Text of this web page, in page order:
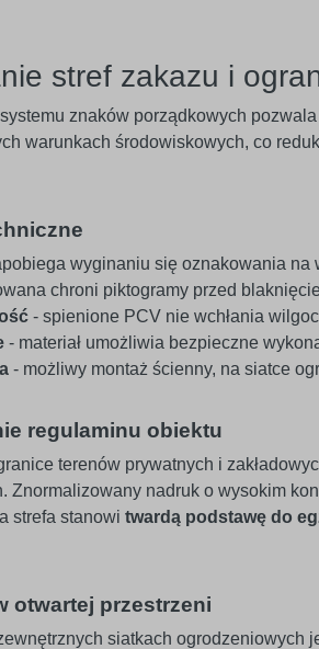
stref zakazu i
znaków porządkowych
warunkach środowiskowych, co
wyginaniu się oznakowania na
chroni piktogramy przed
- spienione PCV nie wchłania
- materiał umożliwia bezpieczne
- możliwy montaż ścienny, na siatce
regulaminu obiektu
terenów prywatnych i
Znormalizowany nadruk o wysokim
strefa stanowi twardą podstawę do
otwartej przestrzeni
siatkach ogrodzeniowych